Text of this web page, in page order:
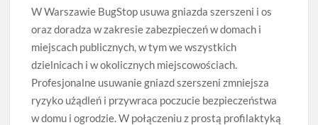
W Warszawie BugStop usuwa gniazda szerszeni i os
oraz doradza w zakresie zabezpieczeń w domach i
miejscach publicznych, w tym we wszystkich
dzielnicach i w okolicznych miejscowościach.
Profesjonalne usuwanie gniazd szerszeni zmniejsza
ryzyko użądleń i przywraca poczucie bezpieczeństwa
w domu i ogrodzie. W połączeniu z prostą profilaktyką